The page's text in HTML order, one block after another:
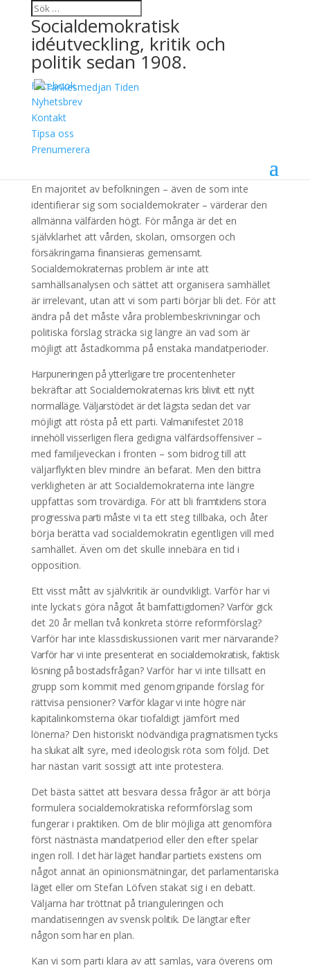
Socialdemokratisk
idéutveckling, kritik och
politik sedan 1908.
Facebook
Nyhetsbrev
Kontakt
Tipsa oss
Prenumerera
Familjeveckan visar
reformernas kraft
3 oktober, 2018
En majoritet av befolkningen – även de som inte
identifierar sig som socialdemokrater – värderar den
allmänna välfärden högt. För många är det en
självklarhet att vården, skolan, omsorgen och
försäkringarna finansieras gemensamt.
Socialdemokraternas problem är inte att
samhällsanalysen och sättet att organisera samhället
är irrelevant, utan att vi som parti börjar bli det. För att
ändra på det måste våraproblembeskrivningar och
politiska förslag sträcka sig längre än vad som är
möjligt att åstadkomma på enstaka mandatperioder.
Harpuneringen på ytterligare tre procentenheter
bekräftar att Socialdemokraternas kris blivit ett nytt
normalläge. Väljarstödet är det lägsta sedan det var
möjligt att rösta på ett parti. Valmanifestet 2018
innehöll visserligen flera gedigna välfärdsoffensiver –
med familjeveckan i fronten – som bidrogtill att
väljarflykten blev mindre än befarat. Men den bittra
verkligheten är att Socialdemokraterna inte längre
uppfattas som trovärdiga. För att bli framtidens stora
progressiva parti måste vi ta ett steg tillbaka, och åter
börjaberätta vad socialdemokratin egentligen vill med
samhället. Även om det skulle innebära en tid i
opposition.
Ett visst mått av självkritik är oundvikligt. Varför har vi
inte lyckats göra något åt barnfattigdomen? Varför gick
det 20 år mellan två konkreta större reformförslag?
Varför har inte klassdiskussionen varit mer närvarande?
Varför har vi inte presenterat en socialdemokratisk, faktisk
lösning på bostadsfrågan? Varför har vi inte tillsatt en
grupp som kommit med genomgripande förslag för
rättvisa pensioner? Varför klagar vi inte högre när
kapitalinkomsterna ökar tiofaldigt jämfört med
lönerna? Den historiskt nödvändiga pragmatismen tycks
ha slukat allt syre, med ideologisk röta som följd. Det
har nästan varit sossigt att inteprotestera.
Det bästa sättet att besvara dessa frågor är att börja
formulera socialdemokratiska reformförslag som
fungerar i praktiken. Om de blir möjliga att genomföra
först nästnästa mandatperiod eller den efter spelar
ingen roll. I det här läget handlar partiets existens om
något annat än opinionsmätningar, det parlamentariska
läget eller om Stefan Löfven stakat sig i en debatt.
Väljarna har tröttnat på trianguleringen och
mandatiseringen av svenskpolitik. De längtar efter
någon som haren plan.
Kan vi som parti klara av att samlas, vara överens om